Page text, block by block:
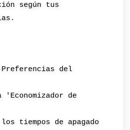
según tus
del
'Economizador de
tiempos de apagado